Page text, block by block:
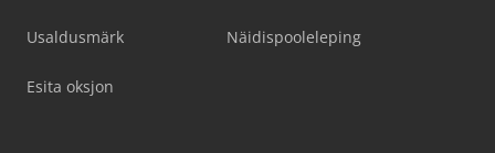
Usaldusmärk
Esita oksjon
Näidispooleleping